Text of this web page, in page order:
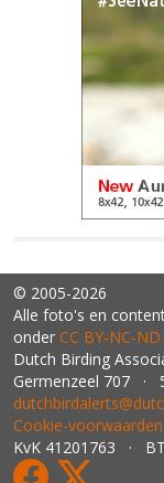
© 2005-2026
Alle foto's en
onder CC
Dutch Birding
Germenzeel 707 ·
Cookie-voorwaarden
KvK 41201763 ·